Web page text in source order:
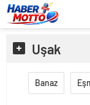
Uşak
Banaz